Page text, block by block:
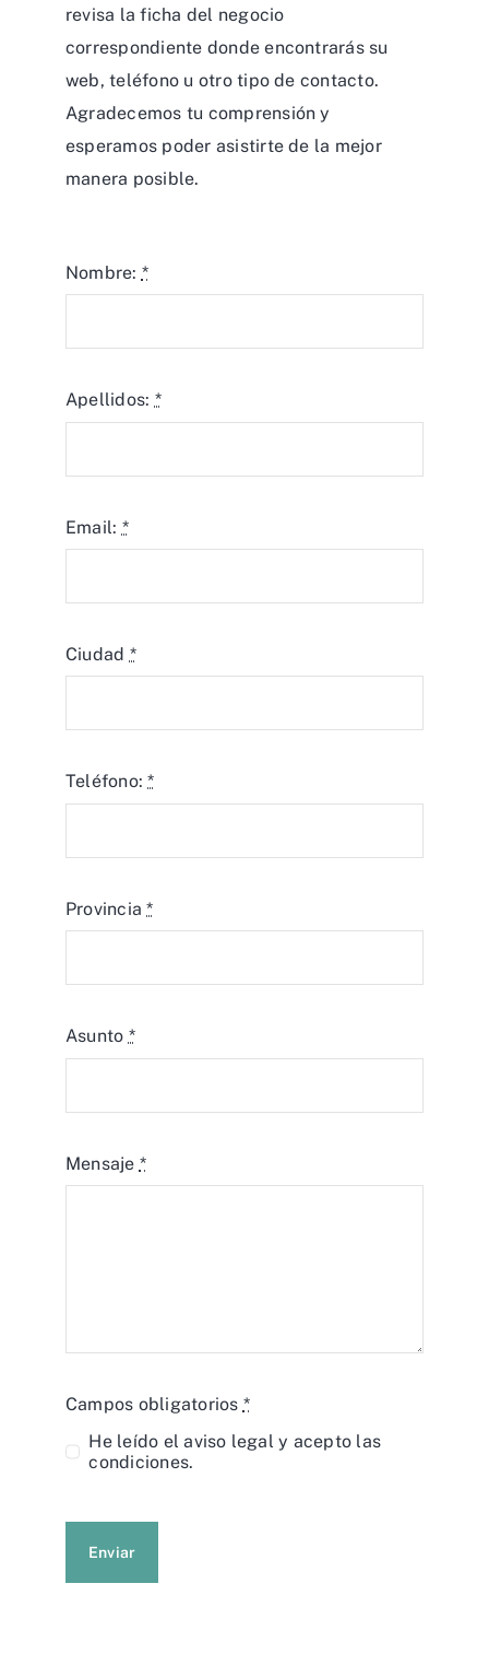
revisa la ficha del negocio
correspondiente donde encontrarás su
web, teléfono u otro tipo de contacto.
Agradecemos tu comprensión y
esperamos poder asistirte de la mejor
manera posible.
Nombre: *
Apellidos: *
Email: *
Ciudad *
Teléfono:*
Provincia*
Asunto *
Mensaje *
Campos obligatorios *
He leído elaviso legal y acepto las
condiciones.
Enviar